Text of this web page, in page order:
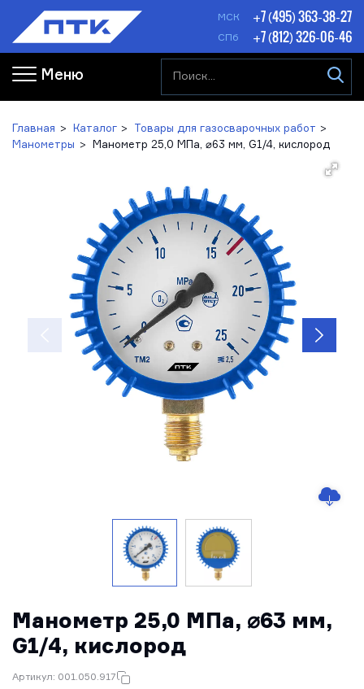
МСК +7 (495) 363-38-27
СПб +7 (812) 326-06-46
Меню
Главная Каталог
Товары для газосварочных работ
Манометры
Манометр 25,0 МПа, ⌀63 мм, G1/4, кислород
Манометр 25,0 МПа, ⌀63 мм,
G1/4, кислород
Артикул: 001.050.917